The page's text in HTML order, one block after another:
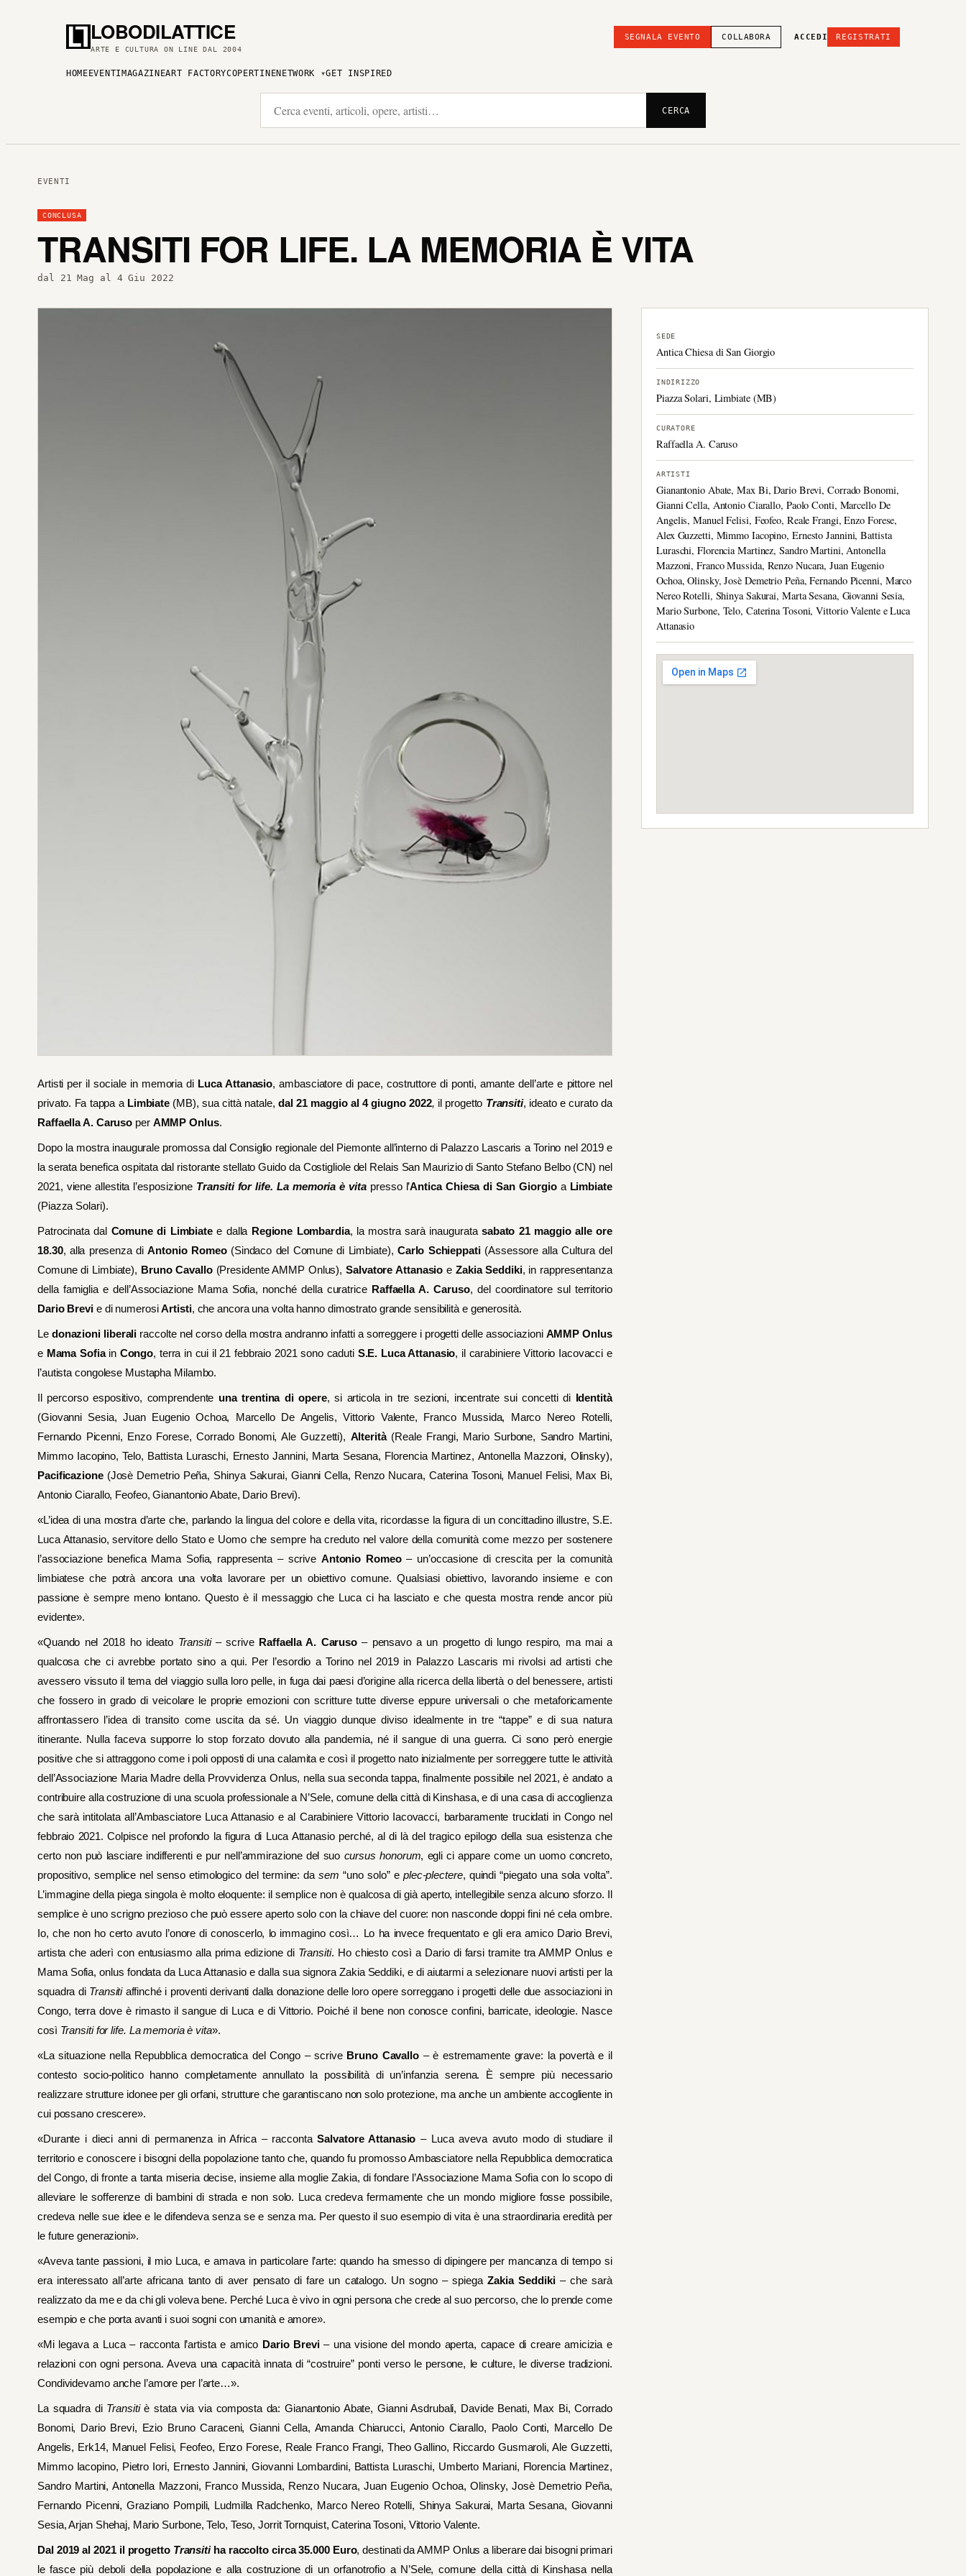
LOBODILATTICE
ARTE E CULTURA ON LINE DAL 2004
SEGNALA EVENTO COLLABORA ACCEDI REGISTRATI
HOME EVENTI MAGAZINEART FACTORYCOPERTINENETWORK GET INSPIRED
CERCA
EVENTI
CONCLUSA
TRANSITI FOR LIFE. LA MEMORIA È VITA
dal 21 Mag al 4 Giu 2022
Artisti per il sociale in memoria di Luca Attanasio, ambasciatore di pace, costruttore di ponti, amante dell’arte e pittore nel
privato. Fa tappa a Limbiate (MB), sua città natale, dal 21 maggio al 4 giugno 2022, il progetto Transiti, ideato e curato da
Raffaella A. Caruso per AMMP Onlus.
Dopo la mostra inaugurale promossa dal Consiglio regionale del Piemonte all’interno di Palazzo Lascaris a Torino nel 2019 e
la serata benefica ospitata dal ristorante stellato Guido da Costigliole del Relais San Maurizio di Santo Stefano Belbo (CN) nel
2021, viene allestita l’esposizione Transiti for life. La memoria è vitapresso l’Antica Chiesa di San Giorgioa Limbiate
(Piazza Solari).
Patrocinata dal Comune di Limbiatee dalla Regione Lombardia, la mostra sarà inaugurata sabato 21 maggio alle ore
18.30, alla presenza diAntonio Romeo(Sindaco del Comune di Limbiate), Carlo Schieppati(Assessore alla Cultura del
Comune di Limbiate), Bruno Cavallo(Presidente AMMP Onlus),Salvatore Attanasio e Zakia Seddiki, in rappresentanza
della famiglia e dell’Associazione Mama Sofia, nonché della curatrice Raffaella A. Caruso, del coordinatore sul territorio
Dario Brevie di numerosiArtisti, che ancora una volta hanno dimostrato grande sensibilità e generosità.
Le donazioni liberali raccolte nel corso della mostra andranno infatti a sorreggere i progetti delle associazioni AMMP Onlus
e Mama Sofiain Congo, terra in cui il 21 febbraio 2021 sono caduti S.E. Luca Attanasio, il carabiniere Vittorio Iacovacci e
l’autista congolese Mustapha Milambo.
Il percorso espositivo, comprendente una trentina di opere, si articola in tre sezioni, incentrate sui concetti di
Identità
(Giovanni Sesia, Juan Eugenio Ochoa, Marcello De Angelis, Vittorio Valente, Franco Mussida, Marco Nereo Rotelli,
Fernando Picenni, Enzo Forese, Corrado Bonomi, Ale Guzzetti), Alterità (Reale Frangi, Mario Surbone, Sandro Martini,
Mimmo Iacopino, Telo, Battista Luraschi, Ernesto Jannini, Marta Sesana, Florencia Martinez, Antonella Mazzoni, Olinsky),
Pacificazione(Josè Demetrio Peña, Shinya Sakurai, Gianni Cella, Renzo Nucara, Caterina Tosoni, Manuel Felisi, Max Bi,
Antonio Ciarallo, Feofeo, Gianantonio Abate, Dario Brevi).
«L’idea di una mostra d’arte che, parlando la lingua del colore e della vita, ricordasse la figura di un concittadino illustre, S.E.
Luca Attanasio, servitore dello Stato e Uomo che sempre ha creduto nel valore della comunità come mezzo per sostenere
l’associazione benefica Mama Sofia, rappresenta – scrive Antonio Romeo– un’occasione di crescita per la comunità
limbiatese che potrà ancora una volta lavorare per un obiettivo comune. Qualsiasi obiettivo, lavorando insieme e con
passione è sempre meno lontano. Questo è il messaggio che Luca ci ha lasciato e che questa mostra rende ancor più
evidente».
«Quando nel 2018 ho ideato Transiti– scrive Raffaella A. Caruso – pensavo a un progetto di lungo respiro, ma mai a
qualcosa che ci avrebbe portato sino a qui. Per l’esordio a Torino nel 2019 in Palazzo Lascaris mi rivolsi ad artisti che
avessero vissuto il tema del viaggio sulla loro pelle, in fuga dai paesi d’origine alla ricerca della libertà o del benessere, artisti
che fossero in grado di veicolare le proprie emozioni con scritture tutte diverse eppure universali o che metaforicamente
affrontassero l’idea di transito come uscita da sé. Un viaggio dunque diviso idealmente in tre “tappe” e di sua natura
itinerante. Nulla faceva supporre lo stop forzato dovuto alla pandemia, né il sangue di una guerra. Ci sono però energie
positive che si attraggono come i poli opposti di una calamita e così il progetto nato inizialmente per sorreggere tutte le attività
dell’Associazione Maria Madre della Provvidenza Onlus, nella sua seconda tappa, finalmente possibile nel 2021, è andato a
contribuire alla costruzione di una scuola professionale a N’Sele, comune della città di Kinshasa, e di una casa di accoglienza
che sarà intitolata all’Ambasciatore Luca Attanasio e al Carabiniere Vittorio Iacovacci, barbaramente trucidati in Congo nel
febbraio 2021. Colpisce nel profondo la figura di Luca Attanasio perché, al di là del tragico epilogo della sua esistenza che
certo non può lasciare indifferenti e pur nell’ammirazione del suo cursus honorum, egli ci appare come un uomo concreto,
propositivo, semplice nel senso etimologico del termine: dasem “uno solo” e plec-plectere, quindi “piegato una sola volta”.
L’immagine della piega singola è molto eloquente: il semplice non è qualcosa di già aperto, intellegibile senza alcuno sforzo. Il
semplice è uno scrigno prezioso che può essere aperto solo con la chiave del cuore: non nasconde doppi fini né cela ombre.
Io, che non ho certo avuto l’onore di conoscerlo, lo immagino così… Lo ha invece frequentato e gli era amico Dario Brevi,
artista che aderì con entusiasmo alla prima edizione di Transiti. Ho chiesto così a Dario di farsi tramite tra AMMP Onlus e
Mama Sofia, onlus fondata da Luca Attanasio e dalla sua signora Zakia Seddiki, e di aiutarmi a selezionare nuovi artisti per la
squadra di Transitiaffinché i proventi derivanti dalla donazione delle loro opere sorreggano i progetti delle due associazioni in
Congo, terra dove è rimasto il sangue di Luca e di Vittorio. Poiché il bene non conosce confini, barricate, ideologie. Nasce
così Transiti for life. La memoria è vita».
«La situazione nella Repubblica democratica del Congo – scrive Bruno Cavallo– è estremamente grave: la povertà e il
contesto socio-politico hanno completamente annullato la possibilità di un’infanzia serena. È sempre più necessario
realizzare strutture idonee per gli orfani, strutture che garantiscano non solo protezione, ma anche un ambiente accogliente in
cui possano crescere».
«Durante i dieci anni di permanenza in Africa – raccontaSalvatore Attanasio – Luca aveva avuto modo di studiare il
territorio e conoscere i bisogni della popolazione tanto che, quando fu promosso Ambasciatore nella Repubblica democratica
del Congo, di fronte a tanta miseria decise, insieme alla moglie Zakia, di fondare l’Associazione Mama Sofia con lo scopo di
alleviare le sofferenze di bambini di strada e non solo. Luca credeva fermamente che un mondo migliore fosse possibile,
credeva nelle sue idee e le difendeva senza se e senza ma. Per questo il suo esempio di vita è una straordinaria eredità per
le future generazioni».
«Aveva tante passioni, il mio Luca, e amava in particolare l’arte: quando ha smesso di dipingere per mancanza di tempo si
era interessato all’arte africana tanto di aver pensato di fare un catalogo. Un sogno – spiegaZakia Seddiki– che sarà
realizzato da me e da chi gli voleva bene. Perché Luca è vivo in ogni persona che crede al suo percorso, che lo prende come
esempio e che porta avanti i suoi sogni con umanità e amore».
«Mi legava a Luca – racconta l’artista e amico Dario Brevi– una visione del mondo aperta, capace di creare amicizia e
relazioni con ogni persona. Aveva una capacità innata di “costruire” ponti verso le persone, le culture, le diverse tradizioni.
Condividevamo anche l’amore per l’arte…».
La squadra di Transitiè stata via via composta da: Gianantonio Abate, Gianni Asdrubali, Davide Benati, Max Bi, Corrado
Bonomi, Dario Brevi, Ezio Bruno Caraceni, Gianni Cella, Amanda Chiarucci, Antonio Ciarallo, Paolo Conti, Marcello De
Angelis, Erk14, Manuel Felisi, Feofeo, Enzo Forese, Reale Franco Frangi, Theo Gallino, Riccardo Gusmaroli, Ale Guzzetti,
Mimmo Iacopino, Pietro Iori, Ernesto Jannini, Giovanni Lombardini, Battista Luraschi, Umberto Mariani, Florencia Martinez,
Sandro Martini, Antonella Mazzoni, Franco Mussida, Renzo Nucara, Juan Eugenio Ochoa, Olinsky, Josè Demetrio Peña,
Fernando Picenni, Graziano Pompili, Ludmilla Radchenko, Marco Nereo Rotelli, Shinya Sakurai, Marta Sesana, Giovanni
Sesia, Arjan Shehaj, Mario Surbone, Telo, Teso, Jorrit Tornquist, Caterina Tosoni, Vittorio Valente.
Dal 2019 al 2021 il progetto Transiti ha raccolto circa 35.000 Euro, destinati da AMMP Onlus a liberare dai bisogni primari
le fasce più deboli della popolazione e alla costruzione di un orfanotrofio a N’Sele, comune della città di Kinshasa nella
SEDE
Antica Chiesa di San Giorgio
INDIRIZZO
Piazza Solari, Limbiate (MB)
CURATORE
Raffaella A. Caruso
ARTISTI
Gianantonio Abate, Max Bi, Dario Brevi, Corrado Bonomi,
Gianni Cella, Antonio Ciarallo, Paolo Conti, Marcello De
Angelis, Manuel Felisi, Feofeo, Reale Frangi, Enzo Forese,
Alex Guzzetti, Mimmo Iacopino, Ernesto Jannini, Battista
Luraschi, Florencia Martinez, Sandro Martini, Antonella
Mazzoni, Franco Mussida, Renzo Nucara, Juan Eugenio
Ochoa, Olinsky, Josè Demetrio Peña, Fernando Picenni, Marco
Nereo Rotelli, Shinya Sakurai, Marta Sesana, Giovanni Sesia,
Mario Surbone, Telo, Caterina Tosoni, Vittorio Valente e Luca
Attanasio